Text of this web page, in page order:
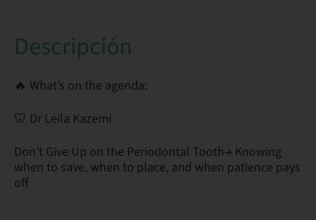
Descripción
🔥 What’s on the agenda:
🦷 Dr Leila Kazemi
Don’t Give Up on the Periodontal Tooth→ Knowing
when to save, when to place, and when patience pays
off